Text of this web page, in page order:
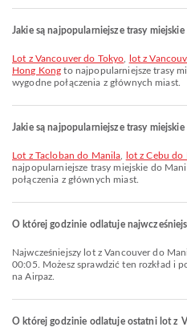
Jakie są najpopularniejsze trasy miejskie
lot z Vancouver do Tokyo lot z
Hong Kong to najpopularniejsze trasy
wygodne połączenia z głównych miast.
Jakie są najpopularniejsze trasy
lot z Tacloban do Manila lot z Cebu do
najpopularniejsze trasy miejskie do
połączenia z głównych miast.
O której godzinie odlatuje
Najwcześniejszy lot z Vancouver do Manila linią Philippine Airlines odlatuje o
00:05. Możesz sprawdzić ten rozkład i
na Airpaz.
O której godzinie odlatuje ostatni lot z